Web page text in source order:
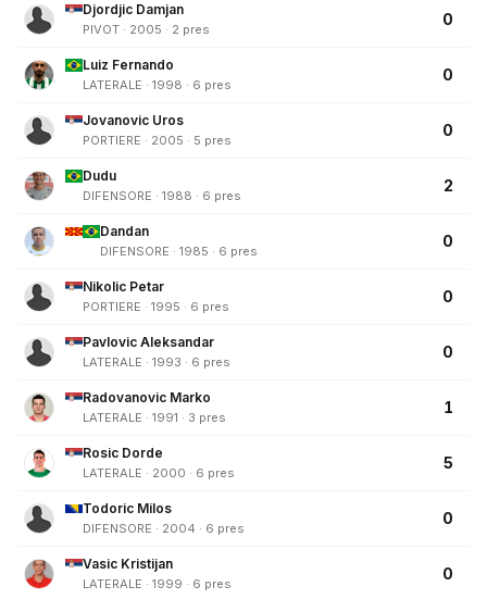
Djordjic Damjan
PIVOT · 2005 · 2 pres
0
Luiz Fernando
LATERALE · 1998 · 6 pres
0
Jovanovic Uros
PORTIERE · 2005 · 5 pres
0
Dudu
DIFENSORE · 1988 · 6 pres
2
Dandan
DIFENSORE · 1985 · 6 pres
0
Nikolic Petar
PORTIERE · 1995 · 6 pres
0
Pavlovic Aleksandar
LATERALE · 1993 · 6 pres
0
Radovanovic Marko
LATERALE · 1991 · 3 pres
1
Rosic Dorde
LATERALE · 2000 · 6 pres
5
Todoric Milos
DIFENSORE · 2004 · 6 pres
0
Vasic Kristijan
LATERALE · 1999 · 6 pres
0